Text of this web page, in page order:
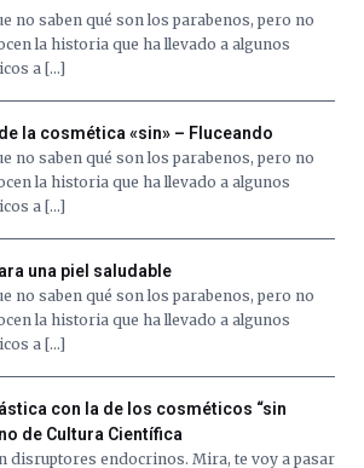
no saben qué son los parabenos, pero no
la historia que ha llevado a algunos
a […]
la cosmética «sin» – Fluceando
no saben qué son los parabenos, pero no
la historia que ha llevado a algunos
a […]
una piel saludable
no saben qué son los parabenos, pero no
la historia que ha llevado a algunos
a […]
con la de los cosméticos “sin
de Cultura Científica
disruptores endocrinos. Mira, te voy a pasar